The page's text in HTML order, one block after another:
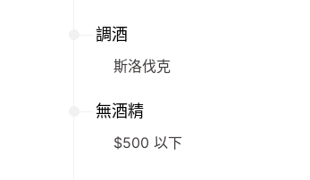
調酒
斯洛伐克
無酒精
$500 以下